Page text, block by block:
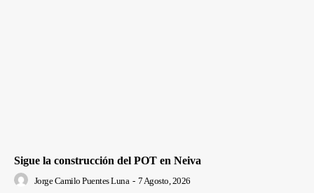
Sigue la construcción del POT en Neiva
Jorge Camilo Puentes Luna - 7 Agosto, 2026